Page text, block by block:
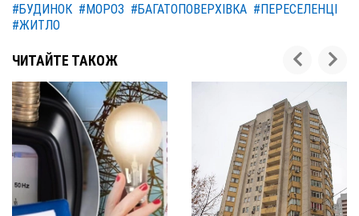
#БУДИНОК #МОРОЗ #БАГАТОПОВЕРХІВКА #ПЕРЕСЕЛЕНЦІ
#ЖИТЛО
ЧИТАЙТЕ ТАКОЖ